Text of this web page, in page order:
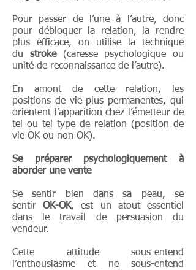
Pour passer de l’une à l’autre, donc
pour débloquer la relation, la rendre
plus efficace, on utilise la technique
du stroke(caresse psychologique ou
unité de reconnaissance de l’autre).
En amont de cette relation, les
positions de vie plus permanentes, qui
orientent l’apparition chez l’émetteur de
tel ou tel type de relation (position de
vie OK ou non OK).
Se préparer psychologiquement à
aborder une vente
Se sentir bien dans sa peau, se
sentirOK-OK, est un atout essentiel
dans le travail de persuasion du
vendeur.
Cette attitude sous-entend
l’enthousiasme et ne sous-entend